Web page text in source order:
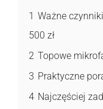
1 Ważne
500 zł
2 Topowe
3 Praktyczne
4 Najczęściej